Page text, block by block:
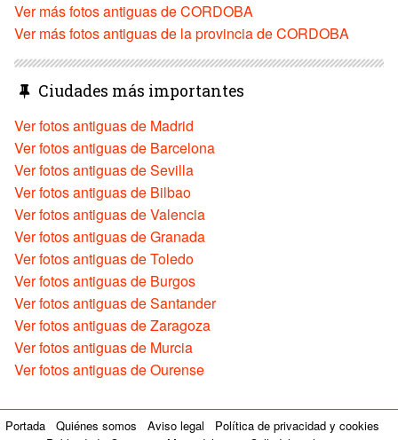
Ver más fotos antiguas de CORDOBA
Ver más fotos antiguas de la provincia de CORDOBA
Ciudades más importantes
Ver fotos antiguas de Madrid
Ver fotos antiguas de Barcelona
Ver fotos antiguas de Sevilla
Ver fotos antiguas de Bilbao
Ver fotos antiguas de Valencia
Ver fotos antiguas de Granada
Ver fotos antiguas de Toledo
Ver fotos antiguas de Burgos
Ver fotos antiguas de Santander
Ver fotos antiguas de Zaragoza
Ver fotos antiguas de Murcia
Ver fotos antiguas de Ourense
Portada Quiénes somos Aviso legal
Política de privacidad y cookies